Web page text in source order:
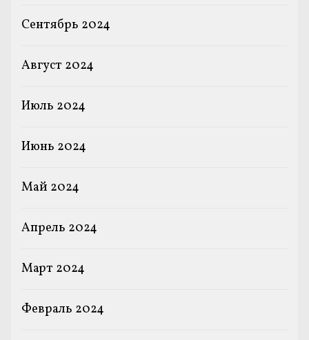
Сентябрь 2024
Август 2024
Июль 2024
Июнь 2024
Май 2024
Апрель 2024
Март 2024
Февраль 2024